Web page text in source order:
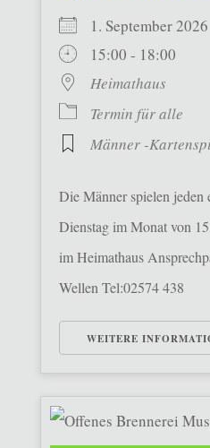
1. September
15:00 - 18:00
Heimathaus
Termin für alle
Männer -
Die Männer spielen jeden
Dienstag im Monat von
im Heimathaus
Wellen Tel:02574 438
WEITERE